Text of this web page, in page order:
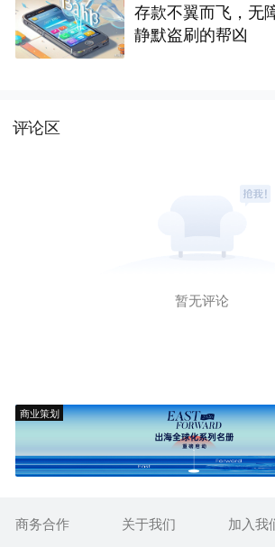
存款不翼而飞，无
静默盗刷的帮凶
评论区
暂无评论
商业策划
商务合作 关于我们 加入我